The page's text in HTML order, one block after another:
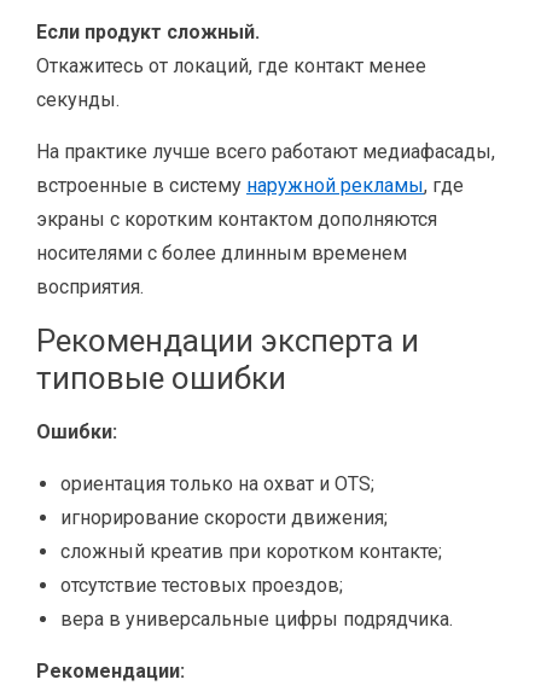
Если продукт сложный.
Откажитесь от локаций, где контакт менее
секунды.
На практике лучше всего работают медиафасады,
встроенные в систему наружной рекламы, где
экраны с коротким контактом дополняются
носителями с более длинным временем
восприятия.
Рекомендации эксперта и
типовые ошибки
Ошибки:
ориентация только на охват и OTS;
игнорирование скорости движения;
сложный креатив при коротком контакте;
отсутствие тестовых проездов;
вера в универсальные цифры подрядчика.
Рекомендации: